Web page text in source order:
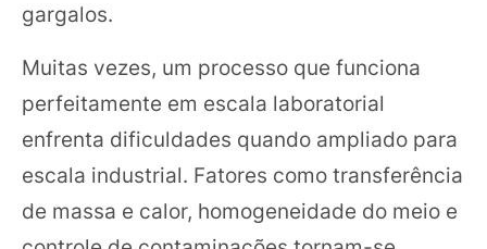
gargalos.
Muitas vezes, um processo que funciona
perfeitamente em escala laboratorial
enfrenta dificuldades quando ampliado para
escala industrial. Fatores como transferência
de massa e calor, homogeneidade do meio e